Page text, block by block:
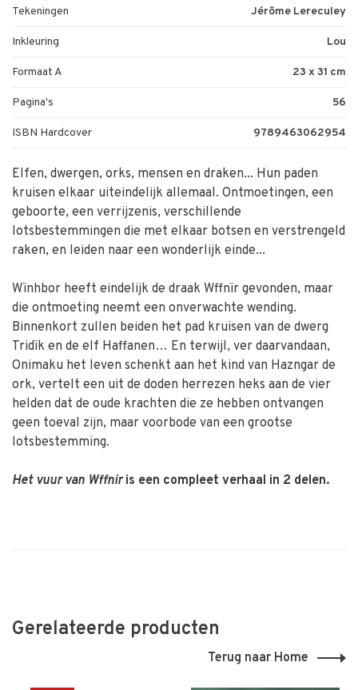
Tekeningen Jérôme Lereculey
Inkleuring Lou
Formaat A 23 x 31 cm
Pagina's 56
ISBN Hardcover 9789463062954
Elfen, dwergen, orks, mensen en draken... Hun paden
kruisen elkaar uiteindelijk allemaal. Ontmoetingen, een
geboorte, een verrijzenis, verschillende
lotsbestemmingen die met elkaar botsen en verstrengeld
raken, en leiden naar een wonderlijk einde...
Wïnhbor heeft eindelijk de draak Wffnïr gevonden, maar
die ontmoeting neemt een onverwachte wending.
Binnenkort zullen beiden het pad kruisen van de dwerg
Tridïk en de elf Haffanen… En terwijl, ver daarvandaan,
Onimaku het leven schenkt aan het kind van Hazngar de
ork, vertelt een uit de doden herrezen heks aan de vier
helden dat de oude krachten die ze hebben ontvangen
geen toeval zijn, maar voorbode van een grootse
lotsbestemming.
Het vuur van Wffniris een compleet verhaal in 2 delen.
Gerelateerde producten
Terug naar Home